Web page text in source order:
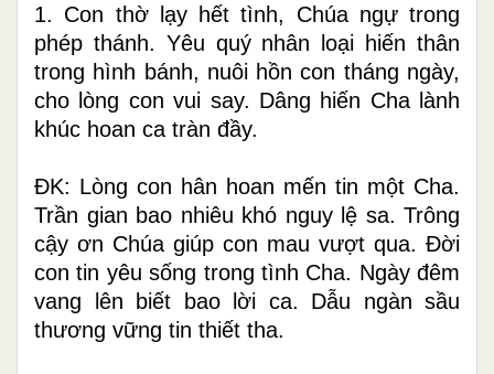
1. Con thờ lạy hết tình, Chúa ngự trong
phép thánh. Yêu quý nhân loại hiến thân
trong hình bánh, nuôi hồn con tháng ngày,
cho lòng con vui say. Dâng hiến Cha lành
khúc hoan ca tràn đầy.
ÐK: Lòng con hân hoan mến tin một Cha.
Trần gian bao nhiêu khó nguy lệ sa. Trông
cậy ơn Chúa giúp con mau vượt qua. Ðời
con tin yêu sống trong tình Cha. Ngày đêm
vang lên biết bao lời ca. Dẫu ngàn sầu
thương vững tin thiết tha.